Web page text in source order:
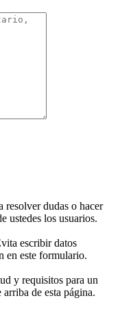
dudas o hacer
ustedes los usuarios.
escribir datos
en este formulario.
y requisitos para un
de esta página.